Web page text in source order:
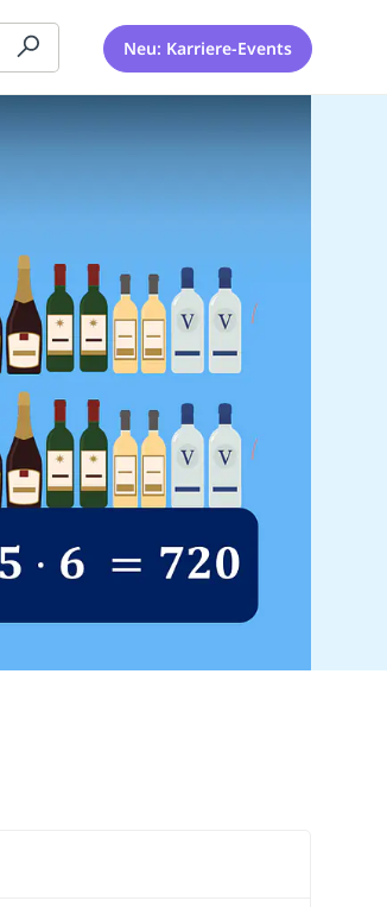
Neu: Karriere-Events